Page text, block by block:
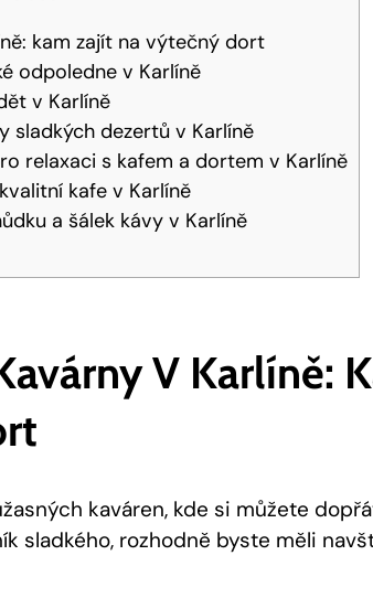
kam zajít na výtečný dort
odpoledne v Karlíně
v Karlíně
sladkých dezertů v Karlíně
relaxaci s kafem a dortem v Karlíně
kafe v Karlíně
a šálek kávy v Karlíně
V Karlíně:
kaváren, kde si můžete
sladkého, rozhodně byste měli